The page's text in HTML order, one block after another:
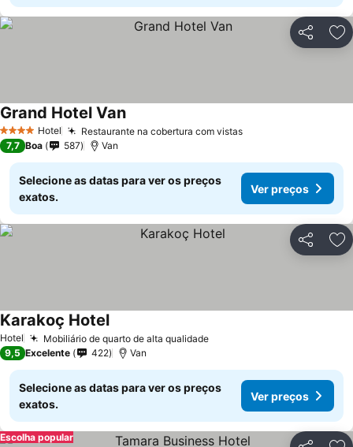
Partilhar
4 EstrelasHotel Restaurante na cobertura com vistasVer preços
Grand Hotel VanVer preços
7,7 Boa 587 Van
Selecione as datas para ver os preços
exatos.
Ver preços
Partilhar
Hotel Mobiliário de quarto de alta qualidadeVer preços
Karakoç HotelVer preços
9,5 Excelente 422 Van
Selecione as datas para ver os preços
exatos.
Ver preços
Escolha popular